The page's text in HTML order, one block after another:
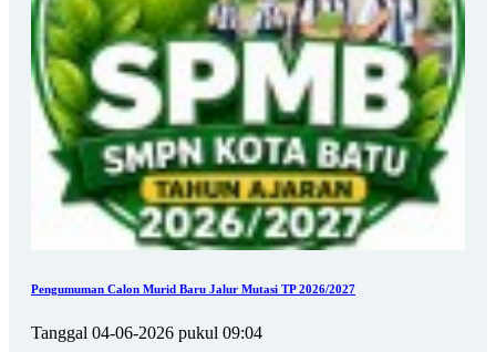
Pengumuman Calon Murid Baru Jalur Mutasi TP 2026/2027
Tanggal 04-06-2026 pukul 09:04